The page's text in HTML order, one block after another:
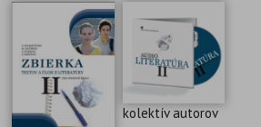
kolektív autorov